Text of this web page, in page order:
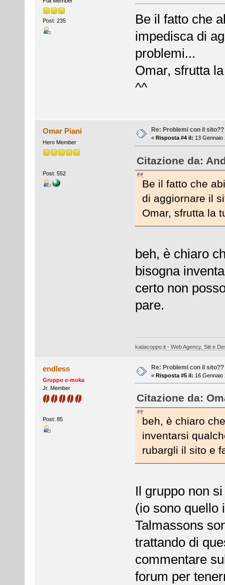
Post: 235
Be il fatto che
impedisca di
problemi...
Omar, sfrutta
^^
Omar Piani
Hero Member
Post: 552
Re: Problemi con il sito??
« Risposta #4 il: 13 Gennaio
Citazione da:
Be il fatto che
di aggiornare il
Omar, sfrutta la
beh, è chiaro
bisogna
certo non
pare.
katiacoppo.it - Web Agency, Siti e
endless
Gruppo e-moka
Jr. Member
Post: 85
Re: Problemi con il sito??
« Risposta #5 il: 16 Gennaio
Citazione da:
beh, è chiaro
inventarsi
rubargli il sito e
Il gruppo non
(io sono quello
Talmassons
trattando di
commentare
forum per